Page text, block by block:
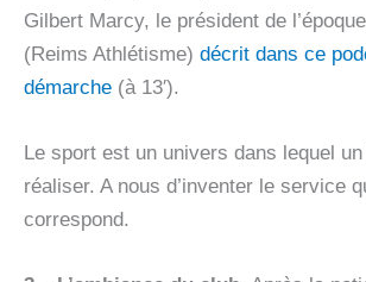
Gilbert Marcy, le président de
(Reims Athlétisme) décrit dans ce
démarche (à 13′).
Le sport est un univers dans lequel
réaliser. A nous d’inventer le service
correspond.